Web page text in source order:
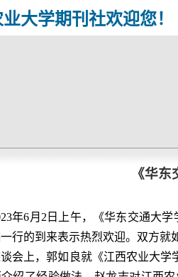
大学期刊社欢迎您！
《华
年6月 2 日上午，《华东交通大
行的到来表示热烈欢迎。双方就
会上，郭如良就《江西农业大